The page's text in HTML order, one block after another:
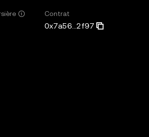
Contrat
0x7a56...2f97